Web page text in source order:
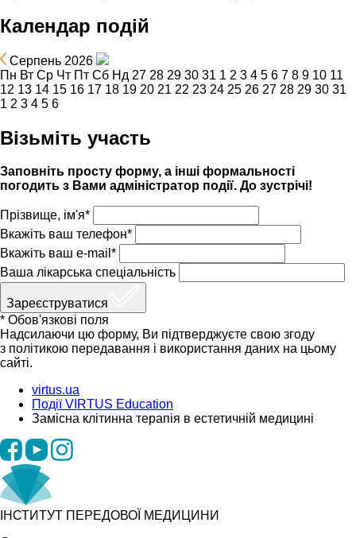
Календар подій
Серпень 2026
Пн Вт Ср Чт Пт Сб Нд 27 28 29 30 31 1 2 3 4 5 6 7 8 9 10 11
12 13 14 15 16 17 18 19 20 21 22 23 24 25 26 27 28 29 30 31
1 2 3 4 5 6
Візьміть участь
Заповніть просту форму, а інші формальності
погодить з Вами адміністратор події. До зустрічі!
Прізвище, ім'я*
Вкажіть ваш телефон*
Вкажіть ваш e-mail*
Ваша лікарська спеціальність
Зареєструватися
* Обов'язкові поля
Надсилаючи цю форму, Ви підтверджуєте свою згоду
з політикою передавання і використання даних на цьому
сайті.
virtus.ua
Події VIRTUS Education
Замісна клітинна терапія в естетичній медицині
ІНСТИТУТ ПЕРЕДОВОЇ МЕДИЦИНИ